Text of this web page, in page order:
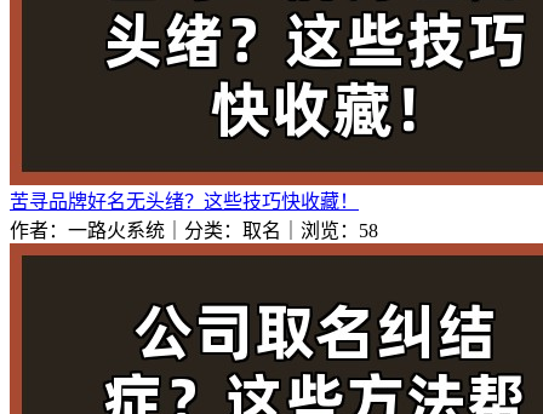
苦寻品牌好名无头绪？这些技巧快收藏！
作者：一路火系统｜分类：取名｜浏览：58